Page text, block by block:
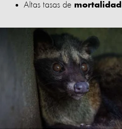
Altas tasas de mortalidad